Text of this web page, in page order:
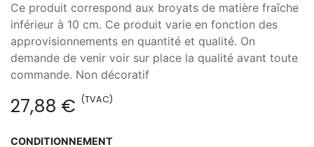
Ce produit correspond aux broyats de matière fraîche
inférieur à 10 cm. Ce produit varie en fonction des
approvisionnements en quantité et qualité. On
demande de venir voir sur place la qualité avant toute
commande. Non décoratif
27,88 € (TVAC)
CONDITIONNEMENT